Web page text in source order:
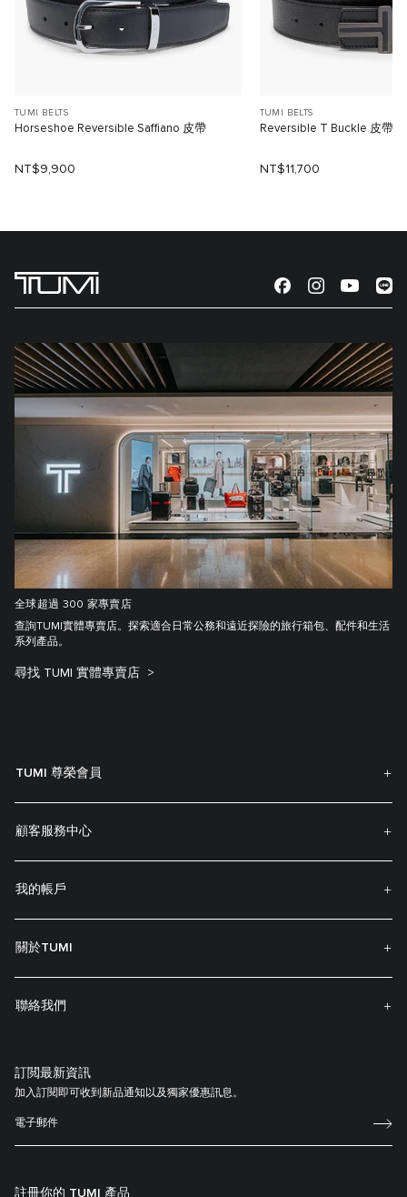
TUMI BELTS
Horseshoe Reversible Saffiano 皮帶
NT$9,900
TUMI BELTS
Reversible T Buckle 皮帶
NT$11,700
全球超過 300 家專賣店
查詢TUMI實體專賣店。探索適合日常公務和遠近探險的旅行箱包、配件和生活
系列產品。
尋找 TUMI 實體專賣店
TUMI 尊榮會員
顧客服務中心
我的帳戶
關於TUMI
聯絡我們
訂閲最新資訊
加入訂閱即可收到新品通知以及獨家優惠訊息。
註冊你的 TUMI 產品